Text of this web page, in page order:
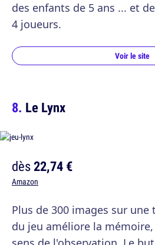
des enfants de 5 ans ... et
4 joueurs.
Voir le site
Le Lynx
dès22,74 €
Amazon
Plus de 300 images sur une
du jeu améliore la